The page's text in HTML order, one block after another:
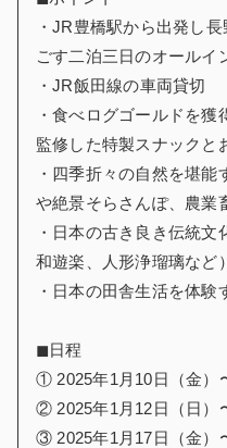
・JR豊橋駅から出発し
ごす二泊三日のオールイ
・JR飯田線の車両貸切
・食べログゴールドを
監修した特製スナックと
・四季折々の自然を堪
や絶景そらさんぽ、農業
・日本の古き良き伝統文
和遊楽、人形浄瑠璃など）
・日本の田舎生活を体験
◼︎日程
① 2025年1月10日（金）
② 2025年1月12日（日）
③ 2025年1月17日（金）